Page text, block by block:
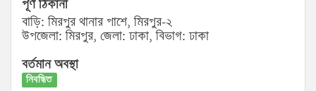
পূর্ণ ঠিকানা
বাড়ি: মিরপুর থানার পাশে, মিরপুর-২
উপজেলা: মিরপুর, জেলা: ঢাকা, বিভাগ: ঢাকা
বর্তমান অবস্থা
নিবন্ধিত